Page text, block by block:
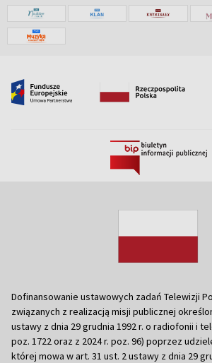
Dofinansowanie ustawowych zadań Telewizji
związanych z realizacją misji publicznej
ustawy z dnia 29 grudnia 1992 r. o radiofonii i
poz. 1722 oraz z 2024 r. poz. 96) poprzez
której mowa w art. 31 ust. 2 ustawy z dnia 29